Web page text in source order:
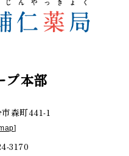
プ本部
森町441-1
]
3170